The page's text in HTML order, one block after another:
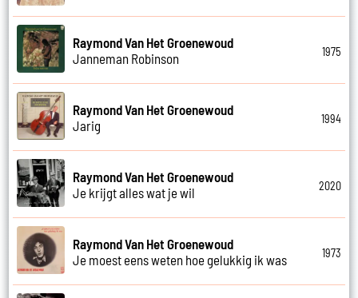
Raymond Van Het Groenewoud
Janneman Robinson
1975
Raymond Van Het Groenewoud
Jarig
1994
Raymond Van Het Groenewoud
Je krijgt alles wat je wil
2020
Raymond Van Het Groenewoud
Je moest eens weten hoe gelukkig ik was
1973